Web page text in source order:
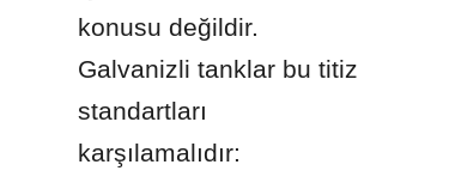
konusu değildir.
Galvanizli tanklar bu titiz
standartları
karşılamalıdır: